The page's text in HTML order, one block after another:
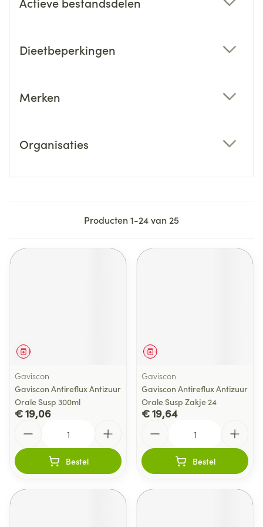
Dieetbeperkingen
Merken
Organisaties
Producten1-24van 25
Geneesmiddel
Gaviscon
Gaviscon Antireflux Antizuur
Orale Susp 300ml
€ 19,06
Bestel
Geneesmiddel
Gaviscon
Gaviscon Antireflux Antizuur
Orale Susp Zakje 24
€ 19,64
Bestel